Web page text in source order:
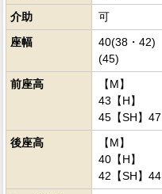
介助
可
座幅
40(38・42)
(45)
前座高
【M】
43【H】
45【SH】47
後座高
【M】
40【H】
42【SH】44